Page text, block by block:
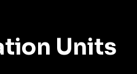
Units